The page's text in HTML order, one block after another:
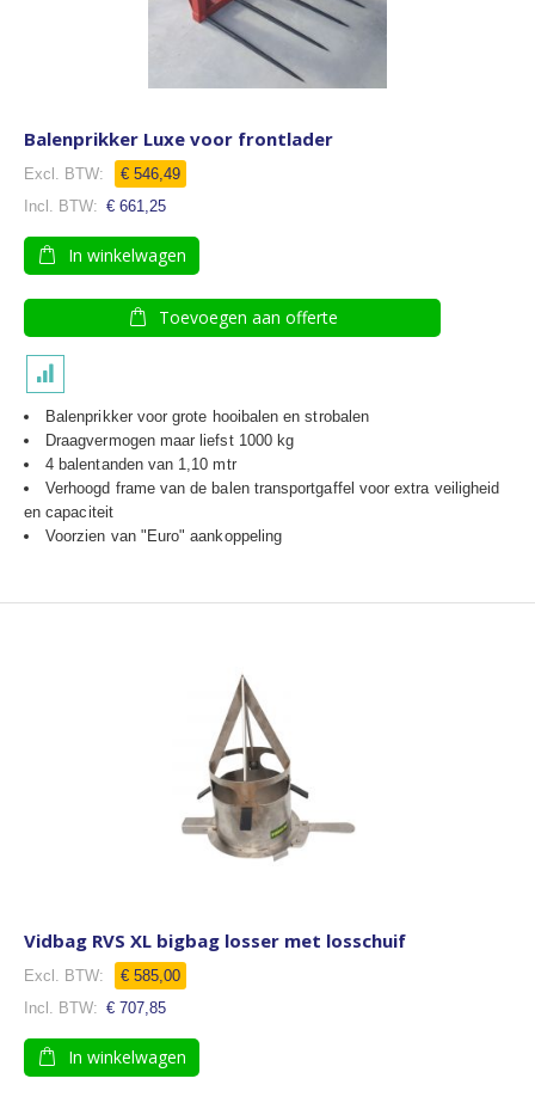
Balenprikker Luxe voor frontlader
€ 546,49
€ 661,25
In winkelwagen
Toevoegen aan offerte
Balenprikker voor grote hooibalen en strobalen
Draagvermogen maar liefst 1000 kg
4 balentanden van 1,10 mtr
Verhoogd frame van de balen transportgaffel voor extra veiligheid
en capaciteit
Voorzien van "Euro" aankoppeling
Vidbag RVS XL bigbag losser met losschuif
€ 585,00
€ 707,85
In winkelwagen